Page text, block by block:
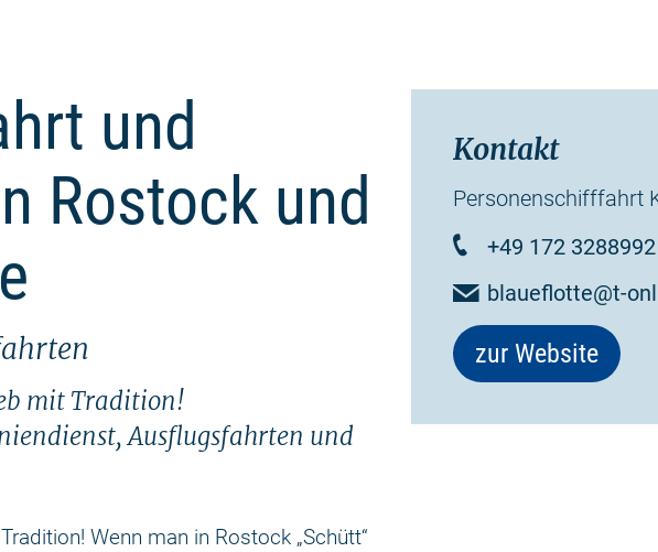
Kontakt
Personenschifffahrt
+49 172 3288992
blaueflotte@t-
zur Website
und
Rostock und
mit Tradition!
Ausflugsfahrten und
Wenn man in Rostock „Schütt“